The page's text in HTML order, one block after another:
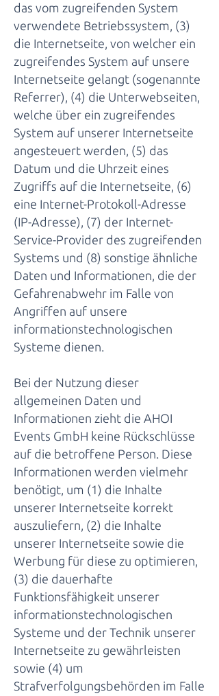
das vom zugreifenden System
verwendete Betriebssystem, (3)
die Internetseite, von welcher ein
zugreifendes System auf unsere
Internetseite gelangt (sogenannte
Referrer), (4) die Unterwebseiten,
welche über ein zugreifendes
System auf unserer Internetseite
angesteuert werden, (5) das
Datum und die Uhrzeit eines
Zugriffs auf die Internetseite, (6)
eine Internet-Protokoll-Adresse
(IP-Adresse), (7) der Internet-
Service-Provider des zugreifenden
Systems und (8) sonstige ähnliche
Daten und Informationen, die der
Gefahrenabwehr im Falle von
Angriffen auf unsere
informationstechnologischen
Systeme dienen.
Bei der Nutzung dieser
allgemeinen Daten und
Informationen zieht die AHOI
Events GmbH keine Rückschlüsse
auf die betroffene Person. Diese
Informationen werden vielmehr
benötigt, um (1) die Inhalte
unserer Internetseite korrekt
auszuliefern, (2) die Inhalte
unserer Internetseite sowie die
Werbung für diese zu optimieren,
(3) die dauerhafte
Funktionsfähigkeit unserer
informationstechnologischen
Systeme und der Technik unserer
Internetseite zu gewährleisten
sowie (4) um
Strafverfolgungsbehörden im Falle